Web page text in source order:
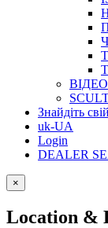
ВІДЕО
Знайдіть
uk-UA
Login
DEALER
×
Location &